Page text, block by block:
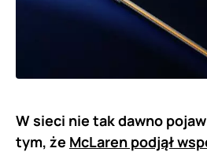
W sieci nie tak dawno
tym, że McLaren podjął